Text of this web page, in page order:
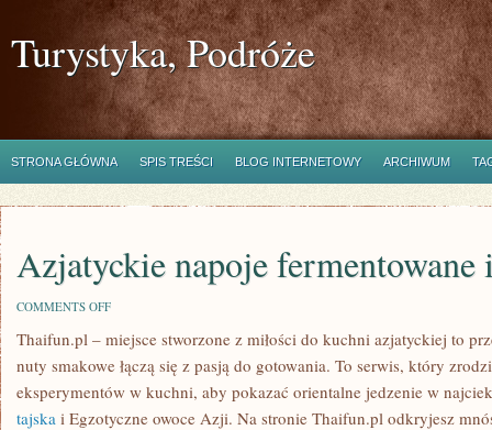
Turystyka, Podróże
STRONA GŁÓWNA SPIS TREŚCI BLOG INTERNETOWY ARCHIWUM
Azjatyckie napoje fermentowane
COMMENTS OFFON
NAPOJE
FERMENTOWANE
I
RZEMIEŚLNICZE
Thaifun.pl – miejsce stworzone z miłości do kuchni azjatyckiej to
nuty smakowe łączą się z pasją do gotowania. To serwis, który
eksperymentów w kuchni, aby pokazać orientalne jedzenie w
tajska i Egzotyczne owoce Azji. Na stronie Thaifun.pl odkryjesz